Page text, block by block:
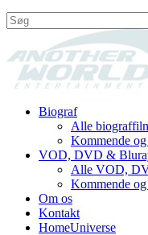
Biograf
Alle
Kommende
VOD, DVD &
Alle VOD,
Kommende
Om os
Kontakt
HomeUniverse